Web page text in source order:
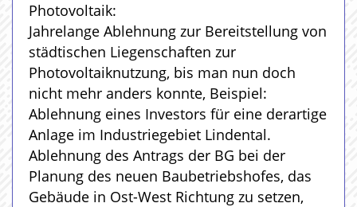
Photovoltaik:
Jahrelange Ablehnung zur Bereitstellung von
städtischen Liegenschaften zur
Photovoltaiknutzung, bis man nun doch
nicht mehr anders konnte, Beispiel:
Ablehnung eines Investors für eine derartige
Anlage im Industriegebiet Lindental.
Ablehnung des Antrags der BG bei der
Planung des neuen Baubetriebshofes, das
Gebäude in Ost-West Richtung zu setzen,